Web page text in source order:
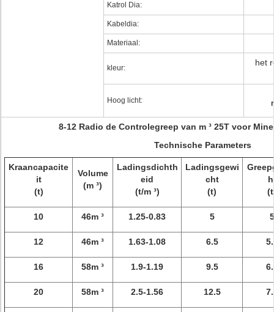
Katrol Dia:
Kabeldia:
Materiaal:
kleur:
het
Hoog licht:
8-12 Radio de Controlegreep van m ³ 25T voor
Technische Parameters
Kraancapacite
it
(t)
Volume
(m ³)
Ladingsdichth
eid
(t/m ³)
Ladingsgewi
cht
(t)
10 46m ³ 1.25-0.83 5 5
12 46m ³ 1.63-1.08 6.5
16 58m ³ 1.9-1.19 9.5
20 58m ³ 2.5-1.56 12.5